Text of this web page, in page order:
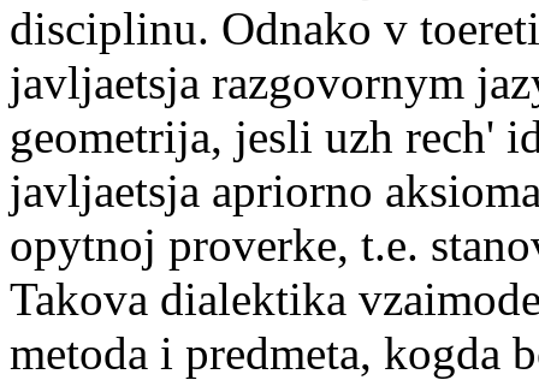
disciplinu. Odnako v
javljaetsja razgovornym
geometrija, jesli uzh rech'
javljaetsja apriorno
opytnoj proverke, t.e.
Takova dialektika
metoda i predmeta, kogda